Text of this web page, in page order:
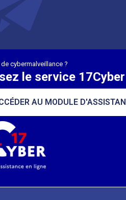
cybermalveillance ?
le service 17Cyber
AU MODULE